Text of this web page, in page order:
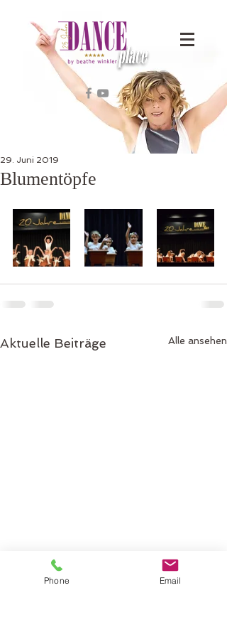
Blumentöpfe
29. Juni 2019
Aktuelle Beiträge Alle ansehen
Phone Email